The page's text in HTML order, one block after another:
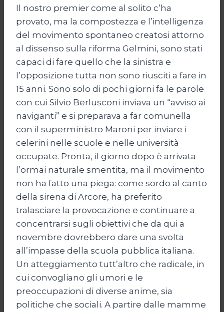
Il nostro premier come al solito c’ha
provato, ma la compostezza e l’intelligenza
del movimento spontaneo creatosi attorno
al dissenso sulla riforma Gelmini, sono stati
capaci di fare quello che la sinistra e
l’opposizione tutta non sono riusciti a fare in
15 anni. Sono solo di pochi giorni fa le parole
con cui Silvio Berlusconi inviava un “avviso ai
naviganti” e si preparava a far comunella
con il superministro Maroni per inviare i
celerini nelle scuole e nelle università
occupate. Pronta, il giorno dopo è arrivata
l’ormai naturale smentita, ma il movimento
non ha fatto una piega: come sordo al canto
della sirena di Arcore, ha preferito
tralasciare la provocazione e continuare a
concentrarsi sugli obiettivi che da qui a
novembre dovrebbero dare una svolta
all’impasse della scuola pubblica italiana.
Un atteggiamento tutt’altro che radicale, in
cui convogliano gli umori e le
preoccupazioni di diverse anime, sia
politiche che sociali. A partire dalle mamme